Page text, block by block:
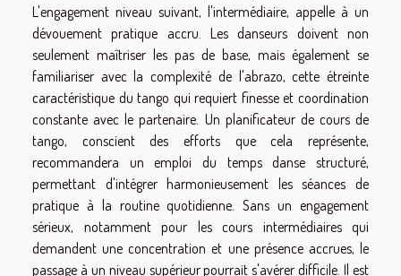
L'engagement niveau suivant, l'intermédiaire, appelle à un
dévouement pratique accru. Les danseurs doivent non
seulement maîtriser les pas de base, mais également se
familiariser avec la complexité de l'abrazo, cette étreinte
caractéristique du tango qui requiert finesse et coordination
constante avec le partenaire. Un planificateur de cours de
tango, conscient des efforts que cela représente,
recommandera un emploi du temps danse structuré,
permettant d'intégrer harmonieusement les séances de
pratique à la routine quotidienne. Sans un engagement
sérieux, notamment pour les cours intermédiaires qui
demandent une concentration et une présence accrues, le
passage à un niveau supérieur pourrait s'avérer difficile. Il est